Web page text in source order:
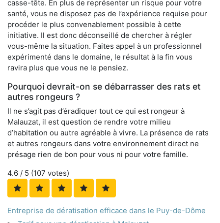
casse-tête. En plus de représenter un risque pour votre
santé, vous ne disposez pas de l’expérience requise pour
procéder le plus convenablement possible à cette
initiative. Il est donc déconseillé de chercher à régler
vous-même la situation. Faites appel à un professionnel
expérimenté dans le domaine, le résultat à la fin vous
ravira plus que vous ne le pensiez.
Pourquoi devrait-on se débarrasser des rats et
autres rongeurs ?
Il ne s’agit pas d’éradiquer tout ce qui est rongeur à
Malauzat, il est question de rendre votre milieu
d’habitation ou autre agréable à vivre. La présence de rats
et autres rongeurs dans votre environnement direct ne
présage rien de bon pour vous ni pour votre famille.
4.6 / 5 (107 votes)
Entreprise de dératisation efficace dans le Puy-de-Dôme